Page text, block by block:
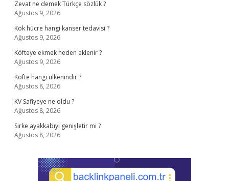
Zevat ne demek Türkçe sözlük ?
Ağustos 9, 2026
Kök hücre hangi kanser tedavisi ?
Ağustos 9, 2026
Köfteye ekmek neden eklenir ?
Ağustos 9, 2026
Köfte hangi ülkenindir ?
Ağustos 8, 2026
KV Safiyeye ne oldu ?
Ağustos 8, 2026
Sirke ayakkabıyı genişletir mi ?
Ağustos 8, 2026